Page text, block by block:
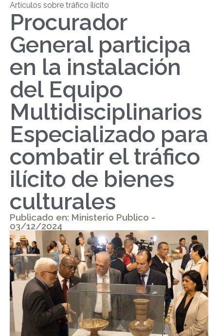
Artículos sobre tráfico ilícito
Procurador
General participa
en la instalación
del Equipo
Multidisciplinarios
Especializado para
combatir el tráfico
ilícito de bienes
culturales
Publicado en: Ministerio Publico -
03/12/2024